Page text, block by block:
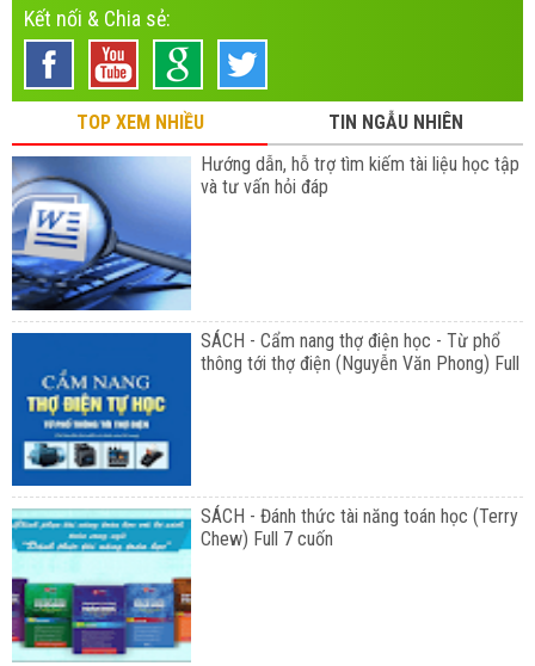
Kết nối & Chia sẻ:
TOP XEM NHIỀU
TIN NGẪU NHIÊN
Hướng dẫn, hỗ trợ tìm kiếm tài liệu học tập
và tư vấn hỏi đáp
SÁCH - Cẩm nang thợ điện học - Từ phổ
thông tới thợ điện (Nguyễn Văn Phong) Full
SÁCH - Đánh thức tài năng toán học (Terry
Chew) Full 7 cuốn